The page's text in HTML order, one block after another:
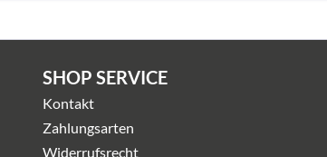
SHOP SERVICE
Kontakt
Zahlungsarten
Widerrufsrecht